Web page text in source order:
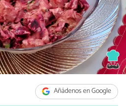
Añádenos en Google